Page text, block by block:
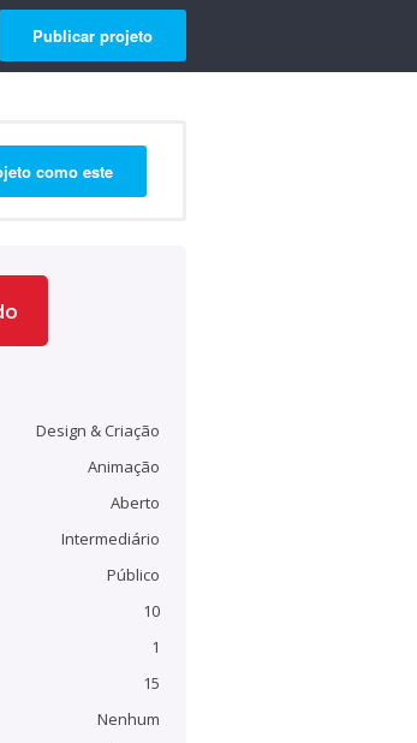
Publicar projeto
como este
Design & Criação
Animação
Aberto
Intermediário
Público
10
1
15
Nenhum